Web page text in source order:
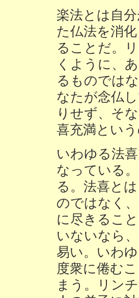
楽法とは自
た仏法を消
ることだ。
くように、
るものでは
なたが念仏
りせず、そ
喜充満とい
いわゆる法
なっている
る。法喜と
のではなく
に尽きるこ
いないなら
易い。いわ
度衆に倦む
まう。リン